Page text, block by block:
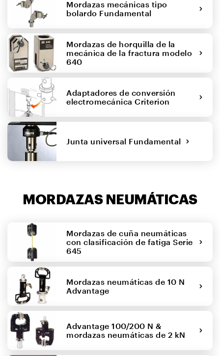
Mordazas mecánicas tipo
bolardo Fundamental
Mordazas de horquilla de la
mecánica de la fractura modelo
640
Adaptadores de conversión
electromecánica Criterion
Junta universal Fundamental
MORDAZAS NEUMÁTICAS
Mordazas de cuña neumáticas
con clasificación de fatiga Serie
645
Mordazas neumáticas de 10 N
Advantage
Advantage 100/200 N &
mordazas neumáticas de 2 kN